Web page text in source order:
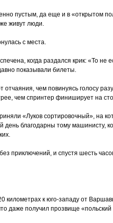
пустым, да еще и в «открытом
живут люди.
с места.
когда раздался крик: «То не
показывали билеты.
отчаяния, чем повинуясь голосу
чем спринтер финиширует на
«Луков сортировочный», на
благодарны тому машинисту,
приключений, и спустя шесть
километрах к юго-западу от
даже получил прозвище